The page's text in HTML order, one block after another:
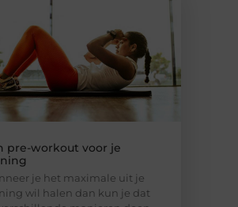
pre-workout voor je
je het maximale uit je
wil halen dan kun je dat